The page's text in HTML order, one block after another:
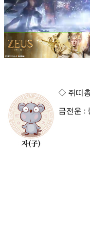
◇ 쥐띠
금전운 :